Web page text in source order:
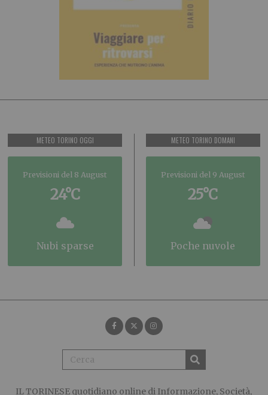
METEO TORINO OGGI
Previsioni del 8 August
24°C
nubi sparse
METEO TORINO DOMANI
Previsioni del 9 August
25°C
poche nuvole
IL TORINESE quotidiano online di Informazione, Società,